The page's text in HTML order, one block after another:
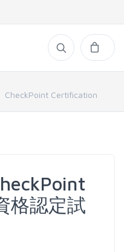
CheckPoint Certification
格認定試